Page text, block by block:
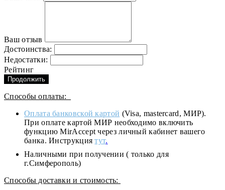
Ваш отзыв
Достоинства:
Недостатки:
Рейтинг
Продолжить
Способы оплаты:
Оплата банковской картой (Visa, mastercard, МИР).
При оплате картой МИР необходимо включить
функцию MirAccept через личный кабинет вашего
банка. Инструкциятут.
Наличными при получении ( только для
г.Симферополь)
Способы доставки и стоимость: